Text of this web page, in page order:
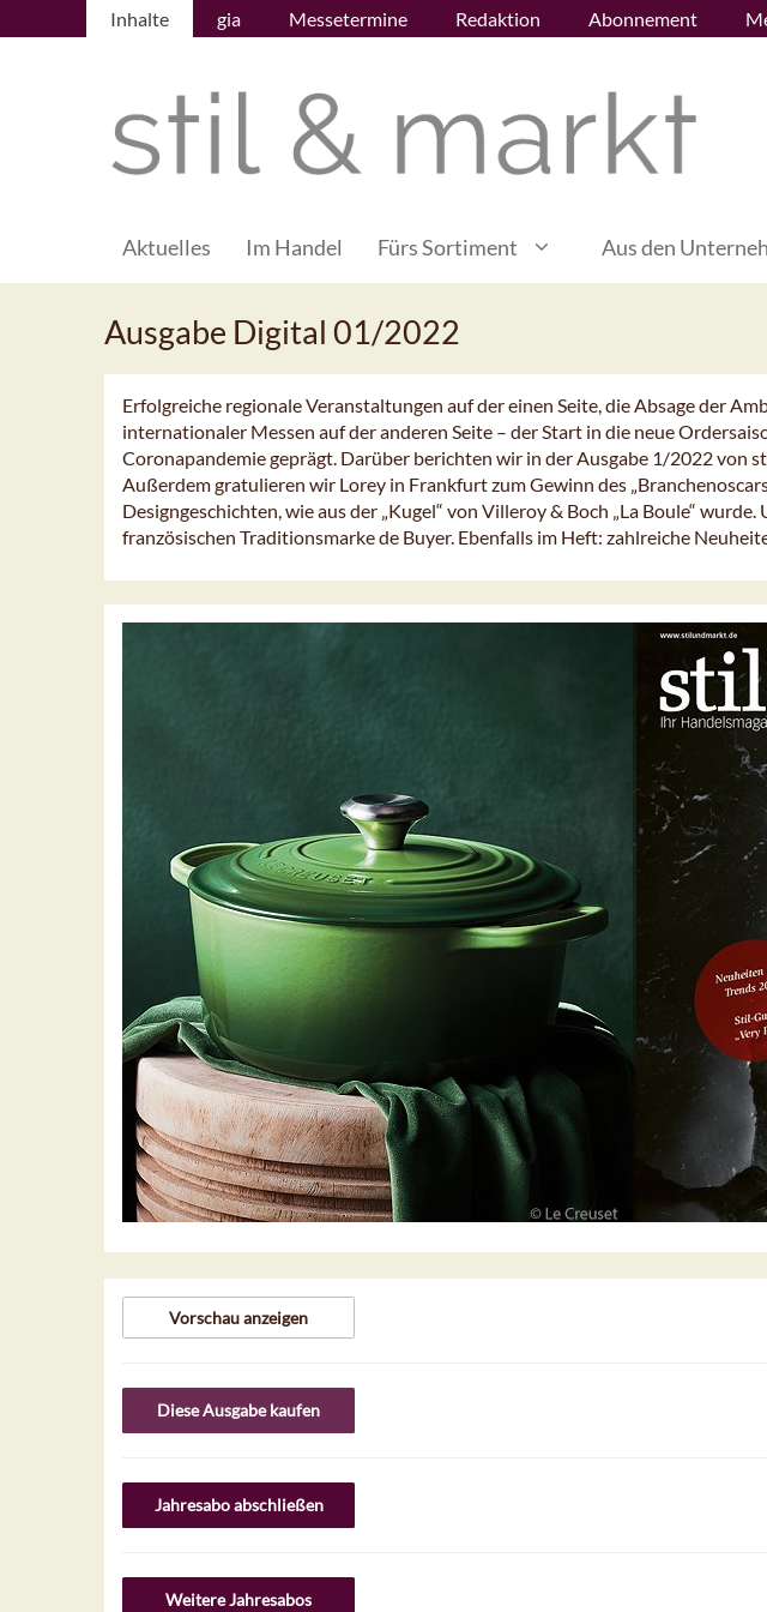
Inhalte gia Messetermine Redaktion Abonnement
Aktuelles Im Handel Fürs Sortiment Aus den
Ausgabe Digital 01/2022
Erfolgreiche regionale Veranstaltungen auf der einen Seite, die Absage der
internationaler Messen auf der anderen Seite – der Start in die neue
Coronapandemie geprägt. Darüber berichten wir in der Ausgabe 1/2022 von
Außerdem gratulieren wir Lorey in Frankfurt zum Gewinn des
Designgeschichten, wie aus der „Kugel“ von Villeroy & Boch „La Boule“
französischen Traditionsmarke de Buyer. Ebenfalls im Heft: zahlreiche
Vorschau anzeigen
Diese Ausgabe kaufen
Jahresabo abschließen
Weitere Jahresabos